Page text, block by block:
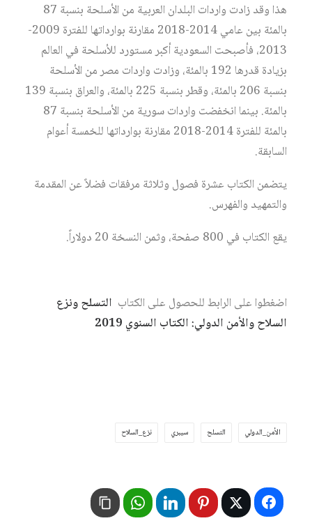
هذا وقد زادت واردات البلدان العربية من الأسلحة بنسبة 87
بالمئة بين عامي 2014-2018 مقارنة بوارداتها للفترة 2009-
2013، فأصبحت السعودية أكبر مستورد للأسلحة في العالم
بزيادة قدرها 192 بالمئة، وزادت واردات مصر من الأسلحة
بنسبة 206 بالمئة، وقطر بنسبة 225 بالمئة، والعراق بنسبة 139
بالمئة. بينما انخفضت واردات سورية من الأسلحة بنسبة 87
بالمئة للفترة 2014-2018 مقارنة بوارداتها للخمسة أعوام
السابقة.
يتضمن الكتاب عشرة فصول وثلاثة مرفقات فضلاً عن المقدمة
والتمهيد والفهرس.
يقع الكتاب في 800 صفحة، وثمن النسخة 20 دولاراً.
اضغطوا على الرابط للحصول على الكتاب التسلح ونزع
السلاح والأمن الدولي: الكتاب السنوي 2019
الأمن_الدولي التسلح سيبري نزع_السلاح